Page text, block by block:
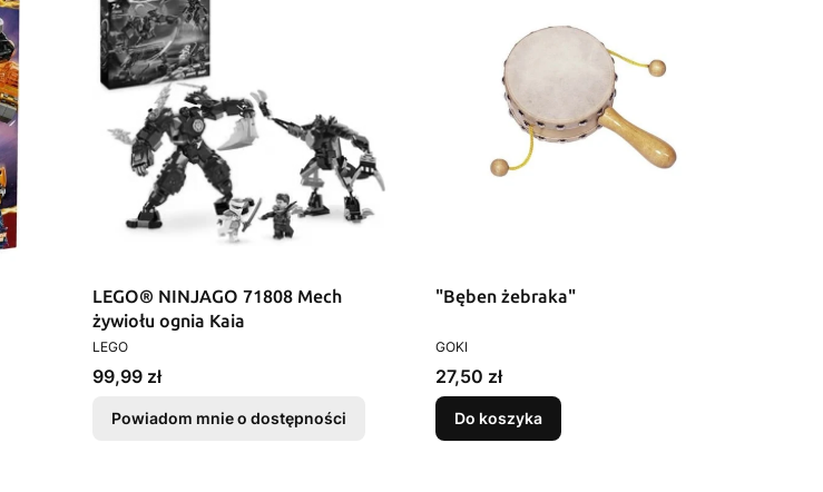
LEGO® NINJAGO 71808 Mech
żywiołu ognia Kaia
PRODUCENT
LEGO
Cena
99,99 zł
Powiadom mnie o dostępności
"Bęben żebraka"
PRODUCENT
GOKI
Cena
27,50 zł
Do koszyka